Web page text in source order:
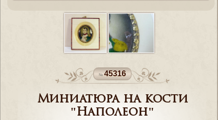
45316
Миниатюра на кости
"Наполеон"